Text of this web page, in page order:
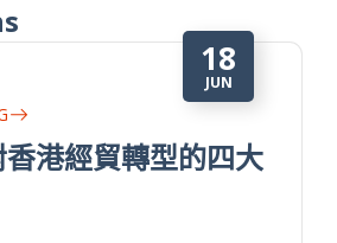
18
JUN
港經貿轉型的四大